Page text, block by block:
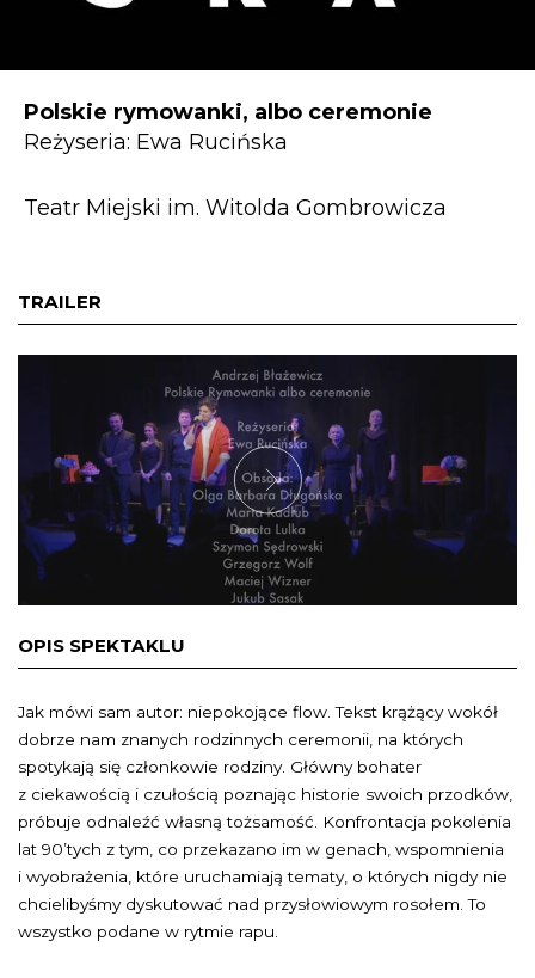
Polskie rymowanki, albo ceremonie
Reżyseria: Ewa Rucińska
Teatr Miejski im. Witolda Gombrowicza
TRAILER
OPIS SPEKTAKLU
Jak mówi sam autor: niepokojące flow. Tekst krążący wokół
dobrze nam znanych rodzinnych ceremonii, na których
spotykają się członkowie rodziny. Główny bohater
z ciekawością i czułością poznając historie swoich przodków,
próbuje odnaleźć własną tożsamość. Konfrontacja pokolenia
lat 90’tych z tym, co przekazano im w genach, wspomnienia
i wyobrażenia, które uruchamiają tematy, o których nigdy nie
chcielibyśmy dyskutować nad przysłowiowym rosołem. To
wszystko podane w rytmie rapu.